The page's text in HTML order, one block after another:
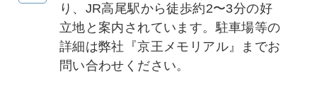
り、JR高尾駅から徒歩約2〜3分の好
立地と案内されています。駐車場等の
詳細は弊社『京王メモリアル』までお
問い合わせください。